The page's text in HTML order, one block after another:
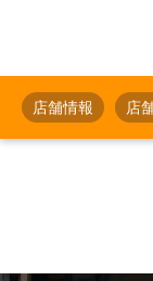
店舗情報 店